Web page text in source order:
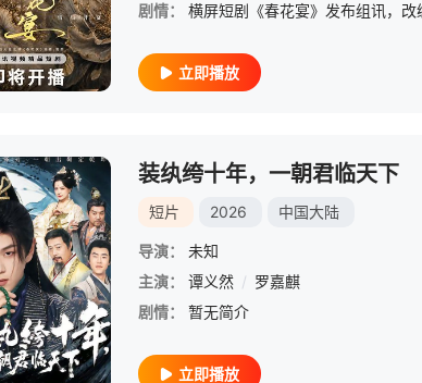
剧情：
立即播放
装纨绔十年，一朝君临天下
短片 2026 中国大陆
导演：
未知
主演：
谭义然 / 罗嘉麒
剧情：
暂无简介
立即播放